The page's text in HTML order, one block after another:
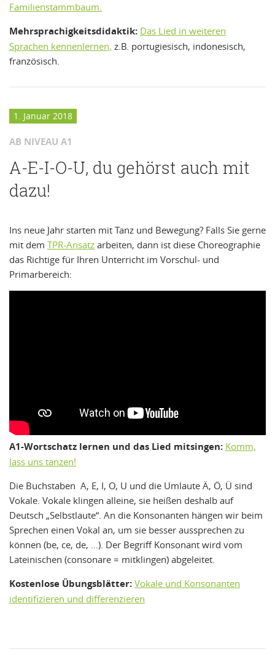
Familienstammbaum.
Mehrsprachigkeitsdidaktik: Das Lied in weiteren
Sprachen kennenlernen, z.B. portugiesisch, indonesisch,
französisch.
1. Januar 2018
AB NIVEAU A1
A-E-I-O-U, du gehörst auch mit
dazu!
Ins neue Jahr starten mit Tanz und Bewegung? Falls Sie gerne
mit dem TPR-Ansatz arbeiten, dann ist diese Choreographie
das Richtige für Ihren Unterricht im Vorschul- und
Primarbereich:
A1-Wortschatz lernen und das Lied mitsingen: Komm,
lass uns tanzen!
Die Buchstaben A, E, I, O, U und die Umlaute Ä, Ö, Ü sind
Vokale. Vokale klingen alleine, sie heißen deshalb auf
Deutsch „Selbstlaute“. An die Konsonanten hängen wir beim
Sprechen einen Vokal an, um sie besser aussprechen zu
können (be, ce, de, …). Der Begriff Konsonant wird vom
Lateinischen (consonare = mitklingen) abgeleitet.
Kostenlose Übungsblätter: Vokale und Konsonanten
identifizieren und differenzieren